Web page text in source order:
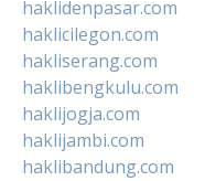
haklidenpasar.com
haklicilegon.com
hakliserang.com
haklibengkulu.com
haklijogja.com
haklijambi.com
haklibandung.com